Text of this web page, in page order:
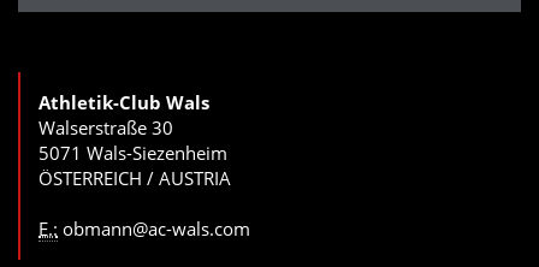
Athletik-Club Wals
Walserstraße 30
5071 Wals-Siezenheim
ÖSTERREICH / AUSTRIA
E.: obmann@ac-wals.com